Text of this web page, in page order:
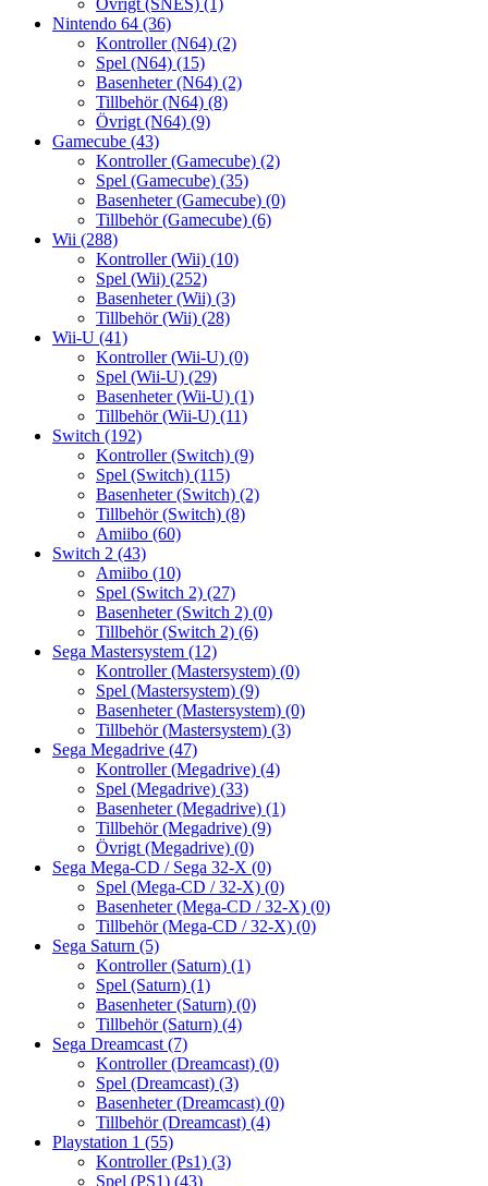
Övrigt (SNES) (1)
Nintendo 64 (36)
Kontroller (N64) (2)
Spel (N64) (15)
Basenheter (N64) (2)
Tillbehör (N64) (8)
Övrigt (N64) (9)
Gamecube (43)
Kontroller (Gamecube) (2)
Spel (Gamecube) (35)
Basenheter (Gamecube) (0)
Tillbehör (Gamecube) (6)
Wii (288)
Kontroller (Wii) (10)
Spel (Wii) (252)
Basenheter (Wii) (3)
Tillbehör (Wii) (28)
Wii-U (41)
Kontroller (Wii-U) (0)
Spel (Wii-U) (29)
Basenheter (Wii-U) (1)
Tillbehör (Wii-U) (11)
Switch (192)
Kontroller (Switch) (9)
Spel (Switch) (115)
Basenheter (Switch) (2)
Tillbehör (Switch) (8)
Amiibo (60)
Switch 2 (43)
Amiibo (10)
Spel (Switch 2) (27)
Basenheter (Switch 2) (0)
Tillbehör (Switch 2) (6)
Sega Mastersystem (12)
Kontroller (Mastersystem) (0)
Spel (Mastersystem) (9)
Basenheter (Mastersystem) (0)
Tillbehör (Mastersystem) (3)
Sega Megadrive (47)
Kontroller (Megadrive) (4)
Spel (Megadrive) (33)
Basenheter (Megadrive) (1)
Tillbehör (Megadrive) (9)
Övrigt (Megadrive) (0)
Sega Mega-CD / Sega 32-X (0)
Spel (Mega-CD / 32-X) (0)
Basenheter (Mega-CD / 32-X) (0)
Tillbehör (Mega-CD / 32-X) (0)
Sega Saturn (5)
Kontroller (Saturn) (1)
Spel (Saturn) (1)
Basenheter (Saturn) (0)
Tillbehör (Saturn) (4)
Sega Dreamcast (7)
Kontroller (Dreamcast) (0)
Spel (Dreamcast) (3)
Basenheter (Dreamcast) (0)
Tillbehör (Dreamcast) (4)
Playstation 1 (55)
Kontroller (Ps1) (3)
Spel (PS1) (43)